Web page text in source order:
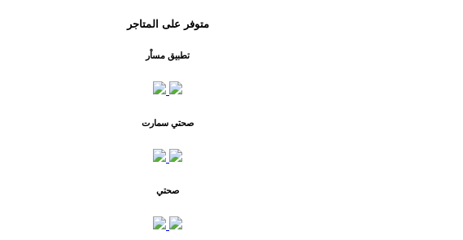
متوفر على المتاجر
تطبيق مساْر
صحتي سمارت
صحتي